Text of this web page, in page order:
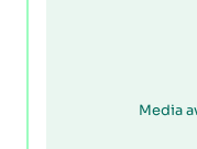
Media